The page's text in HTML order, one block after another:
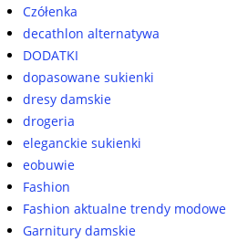
Czółenka
decathlon alternatywa
DODATKI
dopasowane sukienki
dresy damskie
drogeria
eleganckie sukienki
eobuwie
Fashion
Fashion aktualne trendy modowe
Garnitury damskie